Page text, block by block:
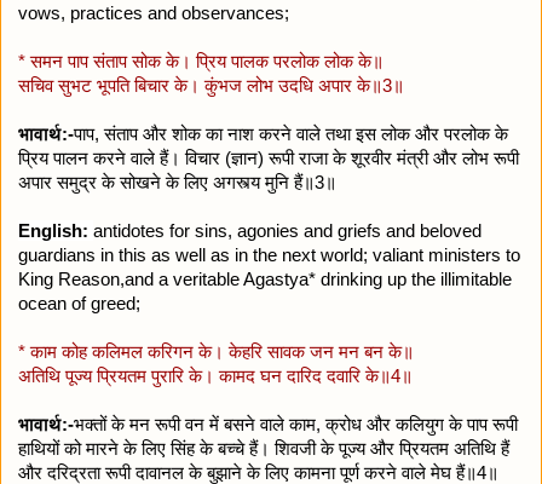
vows, practices and observances;
* समन पाप संताप सोक के। प्रिय पालक परलोक लोक के॥
सचिव सुभट भूपति बिचार के। कुंभज लोभ उदधि अपार के॥3॥
भावार्थ:-पाप, संताप और शोक का नाश करने वाले तथा इस लोक और परलोक के
प्रिय पालन करने वाले हैं। विचार (ज्ञान) रूपी राजा के शूरवीर मंत्री और लोभ रूपी
अपार समुद्र के सोखने के लिए अगस्त्य मुनि हैं॥3॥
English: antidotes for sins, agonies and griefs and beloved
guardians in this as well as in the next world; valiant ministers to
King Reason,and a veritable Agastya* drinking up the illimitable
ocean of greed;
* काम कोह कलिमल करिगन के। केहरि सावक जन मन बन के॥
अतिथि पूज्य प्रियतम पुरारि के। कामद घन दारिद दवारि के॥4॥
भावार्थ:-भक्तों के मन रूपी वन में बसने वाले काम, क्रोध और कलियुग के पाप रूपी
हाथियों को मारने के लिए सिंह के बच्चे हैं। शिवजी के पूज्य और प्रियतम अतिथि हैं
और दरिद्रता रूपी दावानल के बुझाने के लिए कामना पूर्ण करने वाले मेघ हैं॥4॥